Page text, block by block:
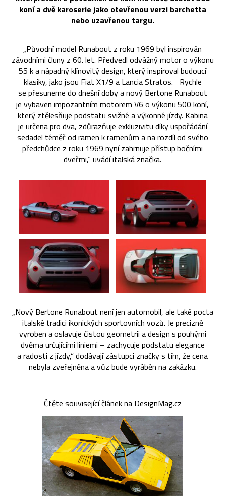
koní a dvě karoserie jako otevřenou verzi barchetta
nebo uzavřenou targu.
„Původní model Runabout z roku 1969 byl inspirován
závodními čluny z 60. let. Předvedl odvážný motor o výkonu
55 k a nápadný klínovitý design, který inspiroval budoucí
klasiky, jako jsou Fiat X1/9 a Lancia Stratos. Rychle
se přesuneme do dnešní doby a nový Bertone Runabout
je vybaven impozantním motorem V6 o výkonu 500 koní,
který ztělesňuje podstatu svižné a výkonné jízdy. Kabina
je určena pro dva, zdůrazňuje exkluzivitu díky uspořádání
sedadel téměř od ramen k ramenům a na rozdíl od svého
předchůdce z roku 1969 nyní zahrnuje přístup bočními
dveřmi,“ uvádí italská značka.
„Nový Bertone Runabout není jen automobil, ale také pocta
italské tradici ikonických sportovních vozů. Je precizně
vyroben a oslavuje čistou geometrii a design s pouhými
dvěma určujícími liniemi – zachycuje podstatu elegance
a radosti z jízdy,“ dodávají zástupci značky s tím, že cena
nebyla zveřejněna a vůz bude vyráběn na zakázku.
Čtěte související článek na DesignMag.cz